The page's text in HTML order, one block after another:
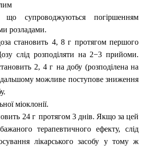
що супроводжуються погіршенням
розладами.
становить 4, 8 г протягом першого
слід розподіляти на 2−3 прийоми.
2, 4 г на добу (розподілена на
можливе поступове зниження
міоклонії.
24 г протягом 3 днів. Якщо за цей
терапевтичного ефекту, слід
лікарського засобу у тому ж